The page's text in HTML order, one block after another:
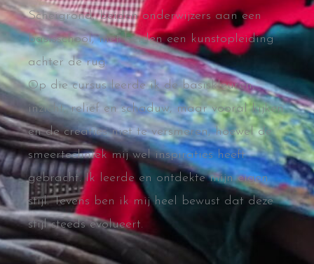
Scheigrond, beiden onderwijzers aan een
basisschool, met beiden een kunstopleiding
achter de rug.
Op die cursus leerde ik de basiskleuren,
inzicht, reliëf en schaduw, maar vooral kijken
en de creaties niet te versmeren, hoewel de
smeertechniek mij wel inspiraties heeft
gebracht. Ik leerde en ontdekte mijn eigen
stijl. Tevens ben ik mij heel bewust dat deze
stijl steeds evolueert.